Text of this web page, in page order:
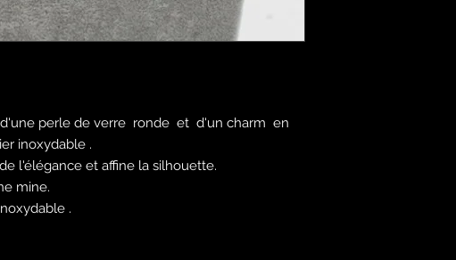
d'une perle de verre ronde et d'un charm en
inoxydable .
l'élégance et affine la silhouette.
mine.
.